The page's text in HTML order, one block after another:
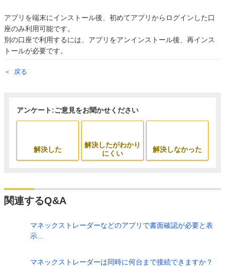
アプリを端末にインストール後、初めてアプリからログインした口
座のみ利用可能です。
別の口座で利用するには、アプリをアンインストール後、再インス
トールが必要です。
戻る
アンケート:ご意見をお聞かせください
解決した
解決したがわかり
にくい
解決しなかった
関連するQ&A
マネックストレーダーなどのアプリで書面確認が必要と表
示...
マネックストレーダーは同時に何台まで接続できますか？